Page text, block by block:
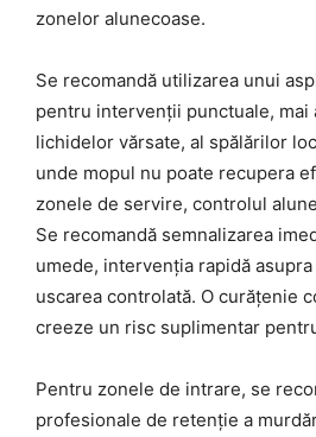
zonelor alunecoase.
Se recomandă utilizarea unui
pentru intervenții punctuale, mai
lichidelor vărsate, al spălărilor
unde mopul nu poate recupera
zonele de servire, controlul
Se recomandă semnalizarea
umede, intervenția rapidă
uscarea controlată. O curățenie
creeze un risc suplimentar
Pentru zonele de intrare, se
profesionale de retenție a